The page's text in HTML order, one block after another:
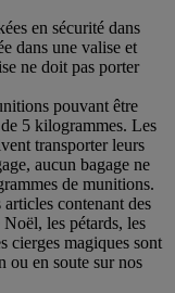
en sécurité dans
dans une valise et
ne doit pas porter
pouvant être
5 kilogrammes. Les
transporter leurs
aucun bagage ne
de munitions.
contenant des
les pétards, les
cierges magiques sont
ou en soute sur nos